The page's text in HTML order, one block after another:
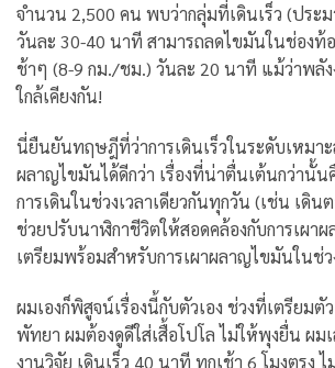
จำนวน 2,500 คน พบว่ากลุ่มที่เดินเร็ว (ประ
วันละ 30-40 นาที สามารถลดไขมันในช่องท้
ช้าๆ (8-9 กม./ชม.) วันละ 20 นาที แม้ว่าพลัง
ใกล้เคียงกัน!
นี่ยืนยันทฤษฎีที่ว่าการเดินเร็วในระดับเหมาะ
ผลาญไขมันได้ดีกว่า เรื่องที่น่าตื่นเต้นกว่านั้น
การเดินในช่วงเวลาเดียวกันทุกวัน (เช่น เดิน
ช่วยปรับนาฬิกาชีวิตให้สอดคล้องกับการเผาผ
เตรียมพร้อมสำหรับการเผาผลาญไขมันในช่
ผมเองก็พิสูจน์เรื่องนี้กับตัวเอง ช่วงที่เตรียมตั
พัทยา ผมต้องดูดีใส่เสื้อโปโล ไม่ให้พุงยื่น ผม
งานวิจัย เดินเร็ว 40 นาที ทุกเช้า 6 โมงตรง